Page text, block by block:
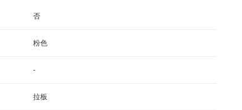
否
粉色
-
拉板